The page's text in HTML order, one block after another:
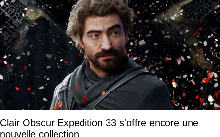
Clair Obscur Expedition 33 s'offre encore une
nouvelle collection